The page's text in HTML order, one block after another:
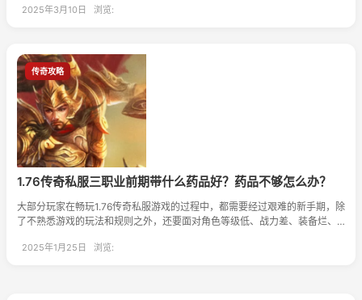
2025年3月10日 浏览:
传奇攻略
1.76传奇私服三职业前期带什么药品好？药品不够怎么办？
大部分玩家在畅玩1.76传奇私服游戏的过程中，都需要经过艰难的新手期，除
了不熟悉游戏的玩法和规则之外，还要面对角色等级低、战力差、装备烂、
前期必带药品的攻略内容，希望能够让玩家朋友们玩得更轻松和省心。
2025年1月25日 浏览: